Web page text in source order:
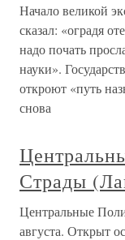
Начало великой
сказал: «оградя
надо почать
науки».
откроют «путь
снова
Страды
Центральные
августа. Открыт